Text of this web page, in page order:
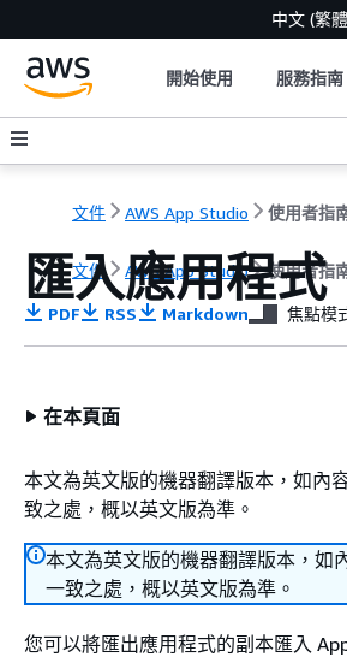
中文 (繁
開始使用 服務指南
文件 AWS App Studio 使用者指
文件 AWS App Studio 使用者指
匯入應用程式
PDF RSS Markdown 焦點模
在本頁面
本文為英文版的機器翻譯版本，如內
致之處，概以英文版為準。
本文為英文版的機器翻譯版本，如
一致之處，概以英文版為準。
您可以將匯出應用程式的副本匯入